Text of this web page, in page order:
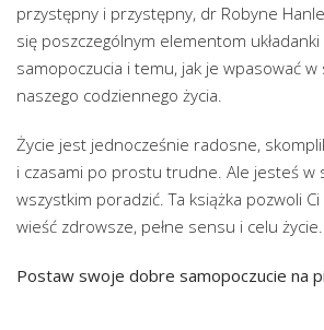
przystępny i przystępny, dr Robyne
się poszczególnym elementom
samopoczucia i temu, jak je wpasować w
naszego codziennego życia.
Życie jest jednocześnie radosne,
i czasami po prostu trudne. Ale jesteś w
wszystkim poradzić. Ta książka pozwoli
wieść zdrowsze, pełne sensu i celu życie.
Postaw swoje dobre samopoczucie na